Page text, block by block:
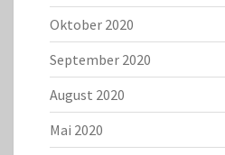
Oktober 2020
September 2020
August 2020
Mai 2020